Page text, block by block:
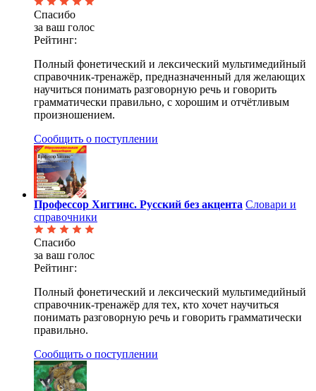
Спасибо
за ваш голос
Рейтинг:
Полный фонетический и лексический мультимедийный
справочник-тренажёр, предназначенный для желающих
научиться понимать разговорную речь и говорить
грамматически правильно, с хорошим и отчётливым
произношением.
Сообщить о поступлении
Профессор Хиггинс. Русский без акцента Словари и
справочники
Спасибо
за ваш голос
Рейтинг:
Полный фонетический и лексический мультимедийный
справочник-тренажёр для тех, кто хочет научиться
понимать разговорную речь и говорить грамматически
правильно.
Сообщить о поступлении